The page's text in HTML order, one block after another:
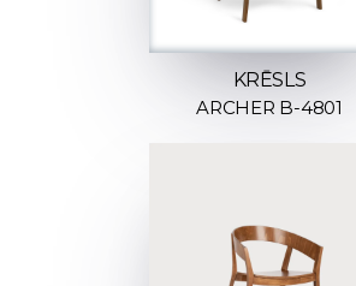
KRĒSLS
ARCHER B-4801